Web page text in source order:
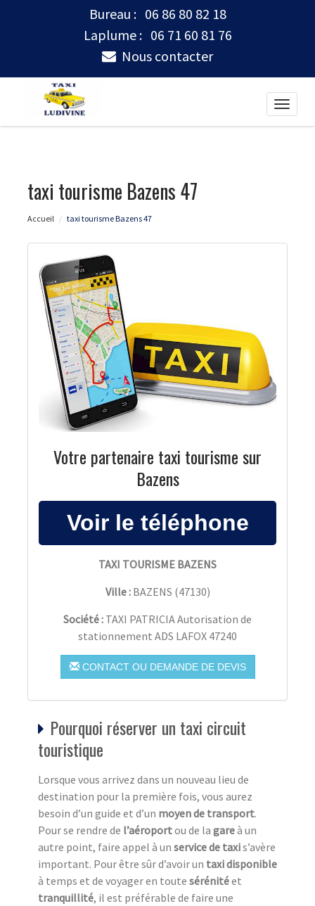
Bureau : 06 86 80 82 18
Laplume : 06 71 60 81 76
Nous contacter
Toggle
taxi tourisme Bazens 47
Accueil taxi tourisme Bazens 47
Votre partenaire taxi tourisme sur
Bazens
TAXI TOURISME BAZENS
Ville : BAZENS (47130)
Société : TAXI PATRICIA Autorisation de
stationnement ADS LAFOX 47240
CONTACT OU DEMANDE DE DEVIS
Pourquoi réserver un taxi circuit
touristique
Lorsque vous arrivez dans un nouveau lieu de
destination pour la première fois, vous aurez
besoin d’un guide et d’un moyen de transport.
Pour se rendre de l’aéroportou de la gareà un
autre point, faire appel à un service de taxis’avère
important. Pour être sûr d’avoir un taxi disponible
à temps et de voyager en toute sérénitéet
tranquillité, il est préférable de faire une